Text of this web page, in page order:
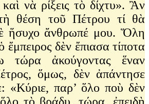
νὰ ρίξεις τὸ δίχτυ». Ἂν
θέση τοῦ Πέτρου τί θὰ
ἥσυχο ἄνθρωπέ μου. Ὅλη
δὲν ἔπιασα τίποτα
τώρα ἀκούγοντας ἕναν
ὅμως, δὲν ἀπάντησε
«Κύριε, παρ’ ὅλο ποὺ δὲν